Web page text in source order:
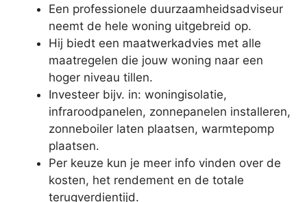
Een professionele duurzaamheidsadviseur
neemt de hele woning uitgebreid op.
Hij biedt een maatwerkadvies met alle
maatregelen die jouw woning naar een
hoger niveau tillen.
Investeer bijv. in: woningisolatie,
infraroodpanelen, zonnepanelen installeren,
zonneboiler laten plaatsen, warmtepomp
plaatsen.
Per keuze kun je meer info vinden over de
kosten, het rendement en de totale
terugverdientijd.